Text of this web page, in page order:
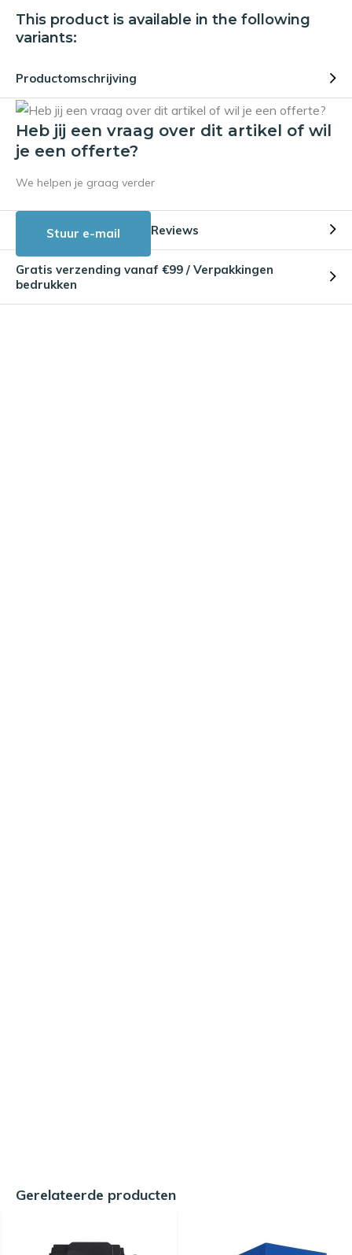
This product is available in the following
variants:
Productomschrijving
Heb jij een vraag over dit artikel of wil
je een offerte?
We helpen je graag verder
Stuur e-mail Reviews
Gratis verzending vanaf €99 / Verpakkingen
bedrukken
Gerelateerde producten